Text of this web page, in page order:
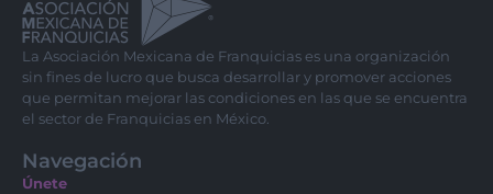
La Asociación Mexicana de Franquicias es una organización
sin fines de lucro que busca desarrollar y promover acciones
que permitan mejorar las condiciones en las que se encuentra
el sector de Franquicias en México.
Navegación
Únete